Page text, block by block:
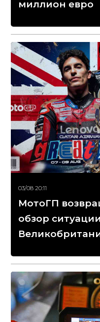
миллион евро
03/08 20:11
МотоГП
обзор